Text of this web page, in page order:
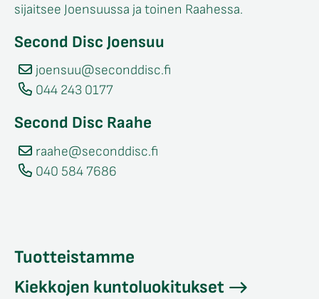
sijaitsee Joensuussa ja toinen Raahessa.
Second Disc Joensuu
joensuu@seconddisc.fi
044 243 0177
Second Disc Raahe
raahe@seconddisc.fi
040 584 7686
Tuotteistamme
Kiekkojen kuntoluokitukset